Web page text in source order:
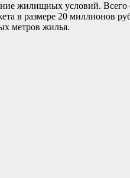
жилищных условий.
в размере 20 миллионов
метров жилья.